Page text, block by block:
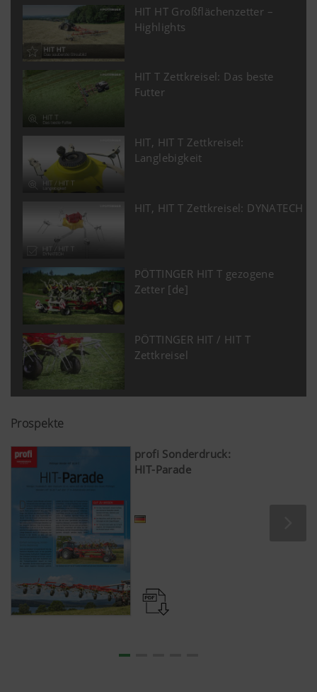
HIT HT Großflächenzetter –
Highlights
HIT T Zettkreisel: Das beste
Futter
HIT, HIT T Zettkreisel:
Langlebigkeit
HIT, HIT T Zettkreisel: DYNATECH
PÖTTINGER HIT T gezogene
Zetter [de]
PÖTTINGER HIT / HIT T
Zettkreisel
Prospekte
profi Sonderdruck:
HIT-Parade